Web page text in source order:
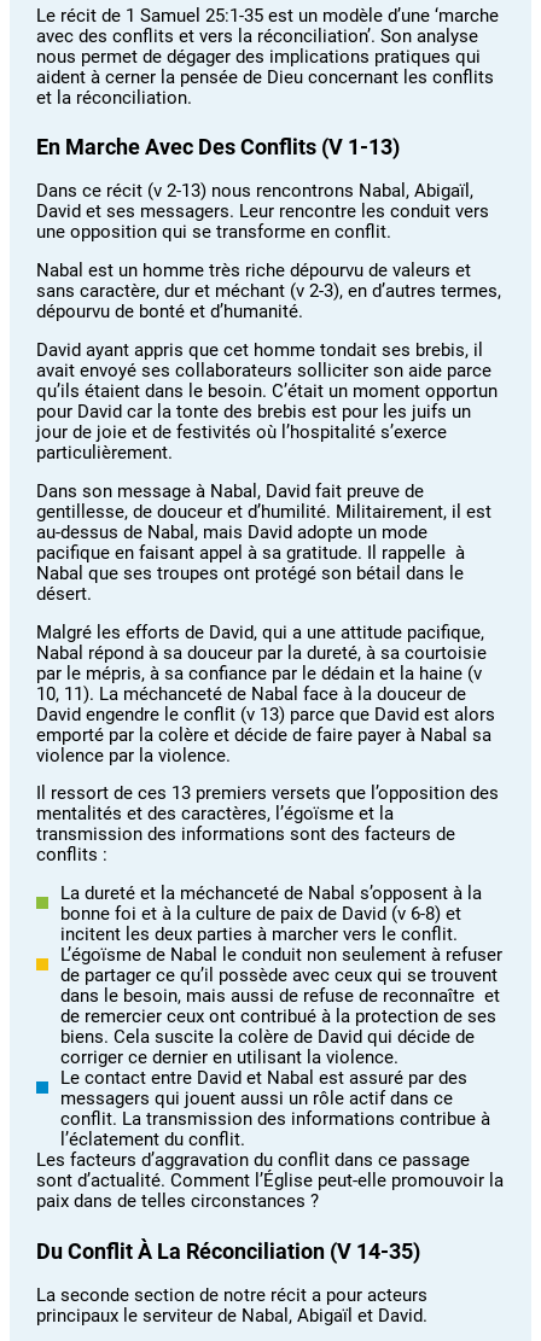
Le récit de 1 Samuel 25:1-35 est un modèle d’une ‘marche
avec des conflits et vers la réconciliation’. Son analyse
nous permet de dégager des implications pratiques qui
aident à cerner la pensée de Dieu concernant les conflits
et la réconciliation.
En Marche Avec Des Conflits (v 1-13)
Dans ce récit (v 2-13) nous rencontrons Nabal, Abigaïl,
David et ses messagers. Leur rencontre les conduit vers
une opposition qui se transforme en conflit.
Nabal est un homme très riche dépourvu de valeurs et
sans caractère, dur et méchant (v 2-3), en d’autres termes,
dépourvu de bonté et d’humanité.
David ayant appris que cet homme tondait ses brebis, il
avait envoyé ses collaborateurs solliciter son aide parce
qu’ils étaient dans le besoin. C’était un moment opportun
pour David car la tonte des brebis est pour les juifs un
jour de joie et de festivités où l’hospitalité s’exerce
particulièrement.
Dans son message à Nabal, David fait preuve de
gentillesse, de douceur et d’humilité. Militairement, il est
au-dessus de Nabal, mais David adopte un mode
pacifique en faisant appel à sa gratitude. Il rappelle à
Nabal que ses troupes ont protégé son bétail dans le
désert.
Malgré les efforts de David, qui a une attitude pacifique,
Nabal répond à sa douceur par la dureté, à sa courtoisie
par le mépris, à sa confiance par le dédain et la haine (v
10, 11). La méchanceté de Nabal face à la douceur de
David engendre le conflit (v 13) parce que David est alors
emporté par la colère et décide de faire payer à Nabal sa
violence par la violence.
Il ressort de ces 13 premiers versets que l’opposition des
mentalités et des caractères, l’égoïsme et la
transmission des informations sont des facteurs de
conflits :
La dureté et la méchanceté de Nabal s’opposent à la
bonne foi et à la culture de paix de David (v 6-8) et
incitent les deux parties à marcher vers le conflit.
L’égoïsme de Nabal le conduit non seulement à refuser
de partager ce qu’il possède avec ceux qui se trouvent
dans le besoin, mais aussi de refuse de reconnaître et
de remercier ceux ont contribué à la protection de ses
biens. Cela suscite la colère de David qui décide de
corriger ce dernier en utilisant la violence.
Le contact entre David et Nabal est assuré par des
messagers qui jouent aussi un rôle actif dans ce
conflit. La transmission des informations contribue à
l’éclatement du conflit.
Les facteurs d’aggravation du conflit dans ce passage
sont d’actualité. Comment l’Église peut-elle promouvoir la
paix dans de telles circonstances ?
Du Conflit À La Réconciliation (v 14-35)
La seconde section de notre récit a pour acteurs
principaux le serviteur de Nabal, Abigaïl et David.